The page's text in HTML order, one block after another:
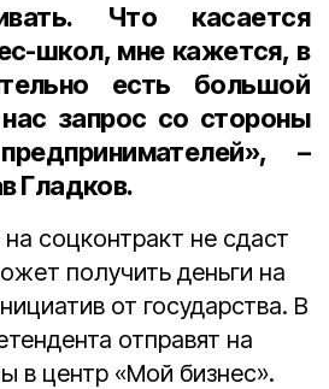
Что касается
школ, мне кажется, в
есть большой
запрос со стороны
–
Гладков.
соцконтракт не сдаст
получить деньги на
от государства. В
отправят на
в центр «Мой бизнес».